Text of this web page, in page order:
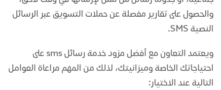
والحصول على تقارير مفصلة عن حملات التسويق عبر الرسائل
النصية SMS.
ويعتمد التعاون مع أفضل مزود خدمة رسائل sms
على
احتياجاتك الخاصة وميزانيتك، لذلك من المهم مراعاة العوامل
التالية عند الاختيار: